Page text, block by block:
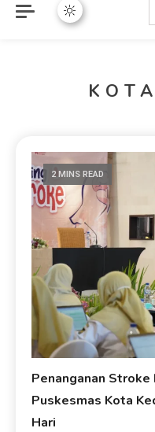
2 MINS READ
Penanganan
Puskesmas Kota
Hari